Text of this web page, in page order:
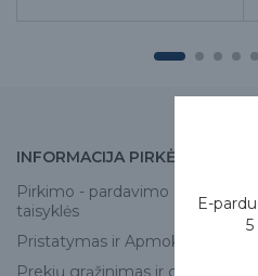
INFORMACIJA PIRKĖJUI
Pirkimo - pardavimo
taisyklės
Pristatymas ir Apmokėjimas
Prekių grąžinimas ir garantija
E-